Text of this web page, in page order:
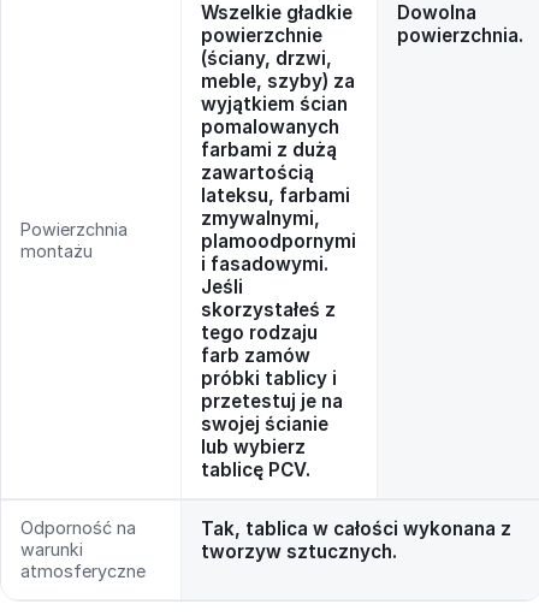
Powierzchnia
montażu
Wszelkie gładkie
powierzchnie
(ściany, drzwi,
meble, szyby) za
wyjątkiem ścian
pomalowanych
farbami z dużą
zawartością
lateksu, farbami
zmywalnymi,
plamoodpornymi
i fasadowymi.
Jeśli
skorzystałeś z
tego rodzaju
farb zamów
próbki tablicy i
przetestuj je na
swojej ścianie
lub wybierz
tablicę PCV.
Dowolna
powierzchnia.
Odporność na
warunki
atmosferyczne
Tak, tablica w całości wykonana z
tworzyw sztucznych.